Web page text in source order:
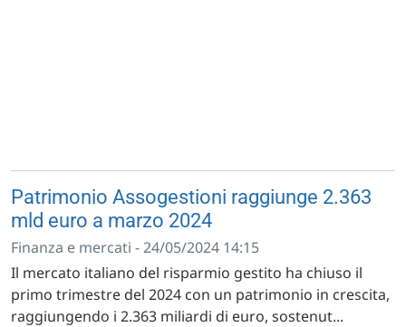
Patrimonio Assogestioni raggiunge 2.363
mld euro a marzo 2024
Finanza e mercati - 24/05/2024 14:15
Il mercato italiano del risparmio gestito ha chiuso il
primo trimestre del 2024 con un patrimonio in crescita,
raggiungendo i 2.363 miliardi di euro, sostenut...